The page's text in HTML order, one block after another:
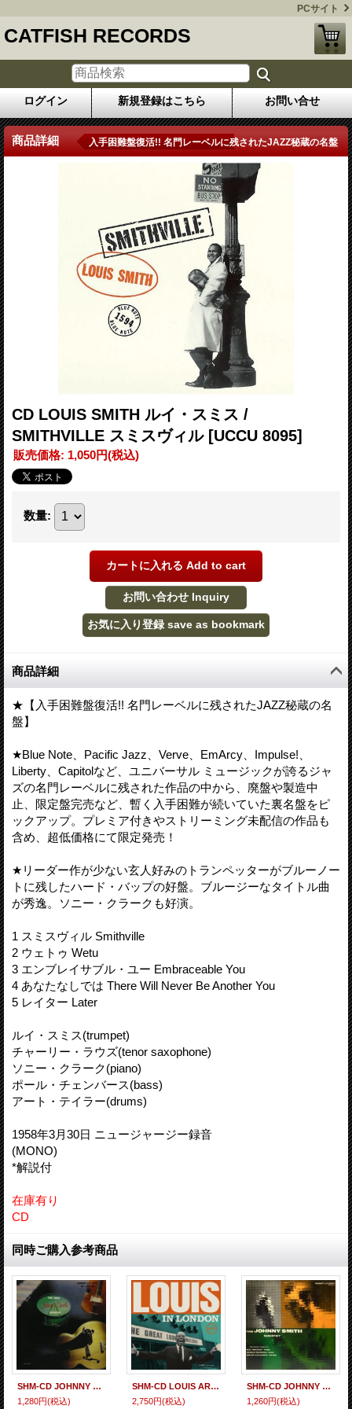
PCサイト
CATFISH RECORDS
ログイン 新規登録はこちら お問い合せ
商品詳細 入手困難盤復活!! 名門レーベルに残されたJAZZ秘蔵の名盤
CD LOUIS SMITH ルイ・スミス /
SMITHVILLE スミスヴィル [UCCU 8095]
販売価格: 1,050円(税込)
数量:
商品詳細
★【入手困難盤復活!! 名門レーベルに残されたJAZZ秘蔵の名
盤】
★Blue Note、Pacific Jazz、Verve、EmArcy、Impulse!、
Liberty、Capitolなど、ユニバーサル ミュージックが誇るジャ
ズの名門レーベルに残された作品の中から、廃盤や製造中
止、限定盤完売など、暫く入手困難が続いていた裏名盤をピ
ックアップ。プレミア付きやストリーミング未配信の作品も
含め、超低価格にて限定発売！
★リーダー作が少ない玄人好みのトランペッターがブルーノー
トに残したハード・バップの好盤。ブルージーなタイトル曲
が秀逸。ソニー・クラークも好演。
1 スミスヴィル Smithville
2 ウェトゥ Wetu
3 エンブレイサブル・ユー Embraceable You
4 あなたなしでは There Will Never Be Another You
5 レイター Later
ルイ・スミス(trumpet)
チャーリー・ラウズ(tenor saxophone)
ソニー・クラーク(piano)
ポール・チェンバース(bass)
アート・テイラー(drums)
1958年3月30日 ニュージャージー録音
(MONO)
*解説付
在庫有り
CD
同時ご購入参考商品
SHM-CD JOHNNY SMITH ジョニー・スミス / JOHNNY SMITH QUARTET ジョニー・スミス・カルテット
1,280円(税込)
SHM-CD LOUIS ARMSTRONG ルイ・アームストロング / LOUIS IN LONDON
2,750円(税込)
SHM-CD JOHNNY SMITH ジョニー・スミス / THE JOHNNY SMITH QUARTET ザ・ジョニー・スミス・カルテット
1,260円(税込)